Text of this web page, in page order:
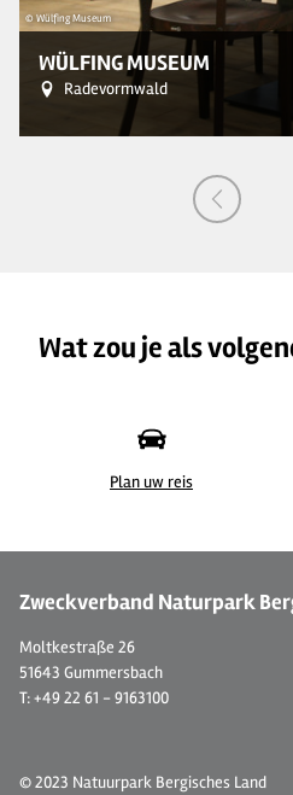
© Wülfing Museum
WÜLFING MUSEUM
Radevormwald
Wat zou je als
Plan uw reis
Zweckverband Naturpark
Moltkestraße 26
51643 Gummersbach
T: +49 22 61 - 9163100
© 2023 Natuurpark Bergisches Land